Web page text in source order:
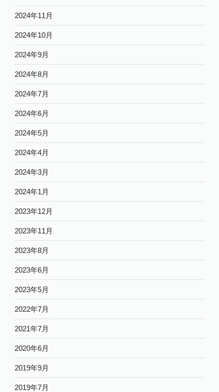
2024年11月
2024年10月
2024年9月
2024年8月
2024年7月
2024年6月
2024年5月
2024年4月
2024年3月
2024年1月
2023年12月
2023年11月
2023年8月
2023年6月
2023年5月
2022年7月
2021年7月
2020年6月
2019年9月
2019年7月